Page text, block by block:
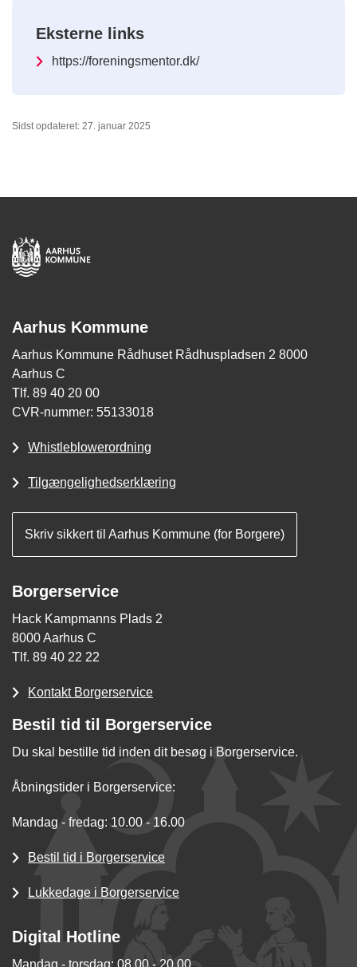
Eksterne links
https://foreningsmentor.dk/
Sidst opdateret: 27. januar 2025
Aarhus Kommune
Aarhus Kommune Rådhuset Rådhuspladsen 2 8000
Aarhus C
Tlf. 89 40 20 00
CVR-nummer: 55133018
Whistleblowerordning
Tilgængelighedserklæring
Skriv sikkert til Aarhus Kommune (for Borgere)
Borgerservice
Hack Kampmanns Plads 2
8000 Aarhus C
Tlf. 89 40 22 22
Kontakt Borgerservice
Bestil tid til Borgerservice
Du skal bestille tid inden dit besøg i Borgerservice.
Åbningstider i Borgerservice:
Mandag - fredag: 10.00 - 16.00
Bestil tid i Borgerservice
Lukkedage i Borgerservice
Digital Hotline